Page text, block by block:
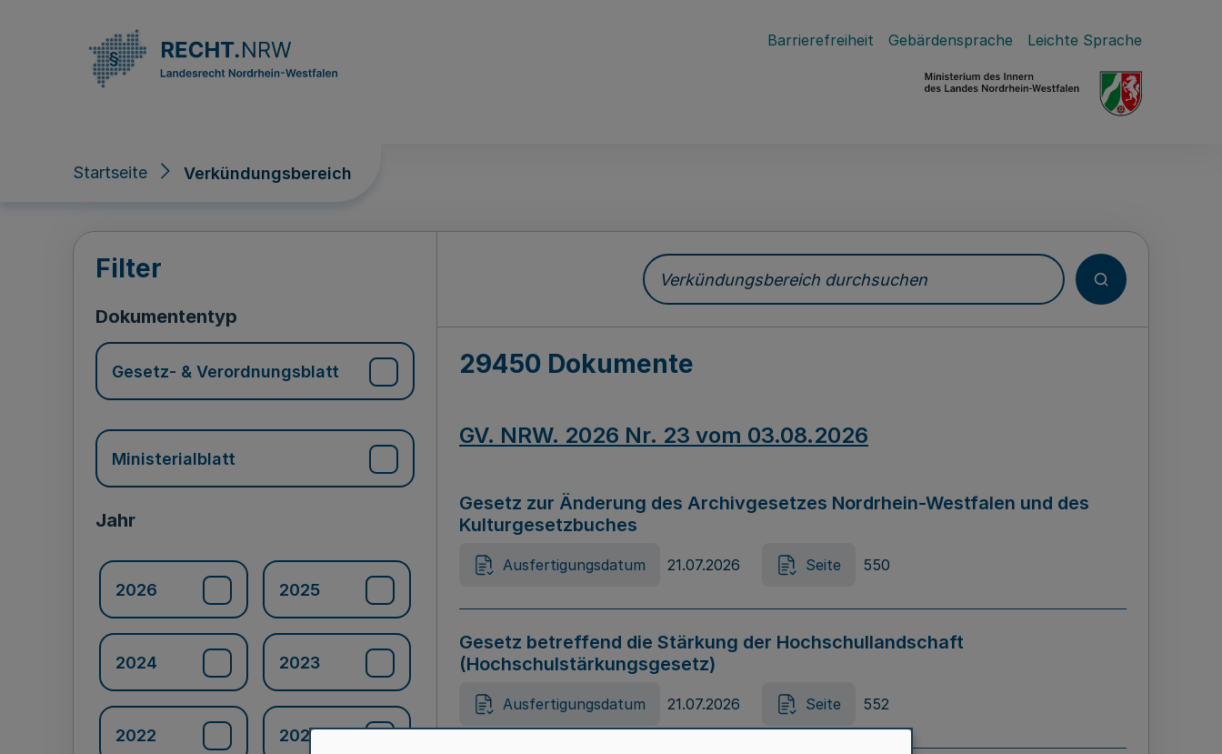
Barrierefreiheit Gebärdensprache Leichte Sprache
Startseite Verkündungsbereich
Verkündungsbereich
Filter
Dokumententyp
Gesetz- & Verordnungsblatt
Ministerialblatt
Jahr
2026 2025
2024 2023
2022 2021
Verkündungsbereich durchsuchen
29450 Dokumente
GV. NRW. 2026 Nr. 23 vom 03.08.2026
Gesetz zur Änderung des Archivgesetzes Nordrhein-Westfalen und des
Kulturgesetzbuches
Ausfertigungsdatum 21.07.2026 Seite 550
Gesetz betreffend die Stärkung der Hochschullandschaft
(Hochschulstärkungsgesetz)
Ausfertigungsdatum 21.07.2026 Seite 552